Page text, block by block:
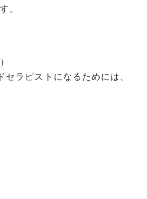
。
ラピストになるためには、